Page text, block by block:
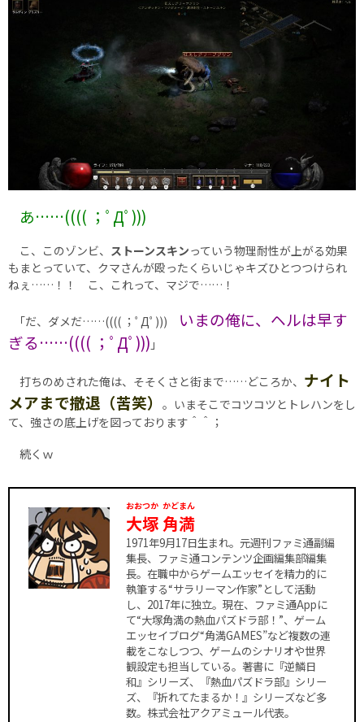
あ……(((( ；ﾟДﾟ)))
こ、このゾンビ、 ストーンスキンっていう物理耐性が上がる効果
もまとっていて、クマさんが殴ったくらいじゃキズひとつつけられ
ねぇ……！！ こ、これって、マジで……！
｢だ、ダメだ……(((( ；ﾟДﾟ))) いまの俺に、ヘルは早す
ぎる……(((( ；ﾟДﾟ))) ｣
打ちのめされた俺は、そそくさと街まで……どころか、 ナイト
メアまで撤退（苦笑）
。いまそこでコツコツとトレハンをし
て、強さの底上げを図っております＾＾；
続くｗ
大塚
おおつか
角満
かどまん
1971年9月17日生まれ。元週刊ファミ通副編
集長、ファミ通コンテンツ企画編集部編集
長。在職中からゲームエッセイを精力的に
執筆する“サラリーマン作家”として活動
し、2017年に独立。現在、ファミ通Appに
て“大塚角満の熱血パズドラ部！”、ゲーム
エッセイブログ“角満GAMES”など複数の連
載をこなしつつ、ゲームのシナリオや世界
観設定も担当している。著書に『逆鱗日
和』シリーズ、『熱血パズドラ部』シリー
ズ、『折れてたまるか！』シリーズなど多
数。株式会社アクアミュール代表。